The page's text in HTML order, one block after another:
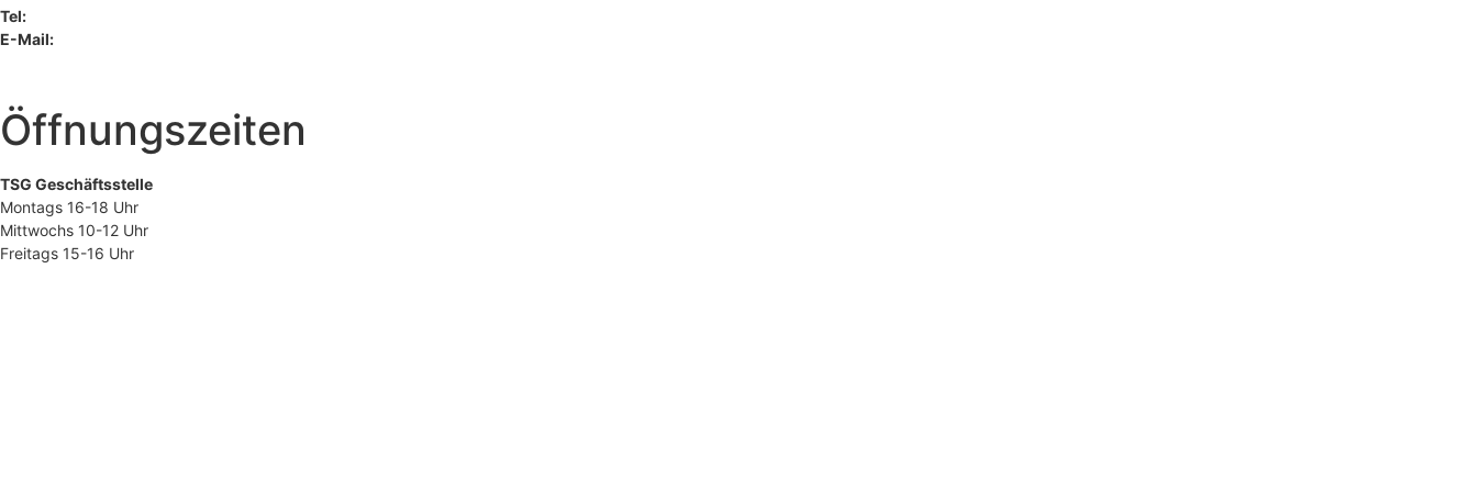
Tel:
E-Mail:
Öffnungszeiten
TSG Geschäftsstelle
Montags 16-18 Uhr
Mittwochs 10-12 Uhr
Freitags 15-16 Uhr